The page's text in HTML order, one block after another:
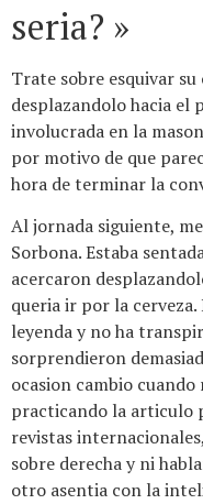
seri­a? »
Trate sobre esquivar
desplazandolo hacia el
involucrada en la
por motivo de que
hora de terminar la
Al jornada siguiente,
Sorbona. Estaba
acercaron
queria ir por la
leyenda y no ha
sorprendieron
ocasion cambio
practicando la articulo
revistas
sobre derecha y ni
otro asentia con la